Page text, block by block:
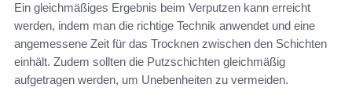
Ein gleichmäßiges Ergebnis beim Verputzen kann erreicht
werden, indem man die richtige Technik anwendet und eine
angemessene Zeit für das Trocknen zwischen den Schichten
einhält. Zudem sollten die Putzschichten gleichmäßig
aufgetragen werden, um Unebenheiten zu vermeiden.